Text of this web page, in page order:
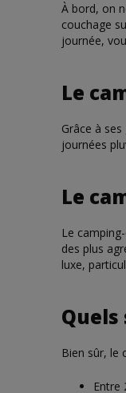
À bord, on
couchage
journée,
Le
Grâce à
journées
Le
Le
des plus
luxe,
Bien sûr, le
Entre